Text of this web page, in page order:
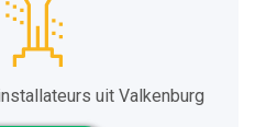
uit Valkenburg